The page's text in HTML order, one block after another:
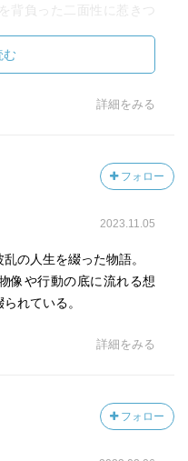
ルの民を豊かにしたかっ
気づけば略奪により絹、
園…と次々手に入れてい
己が一族の者に、すべて
う
し、モンゴルの靴を履
生活していた
が見え隠れし、心を揺さ
背負った二面性に惹きつ
む
詳細をみる
フォロー
2023.11.05
の人生を綴った物語。
像や行動の底に流れる想
れている。
詳細をみる
フォロー